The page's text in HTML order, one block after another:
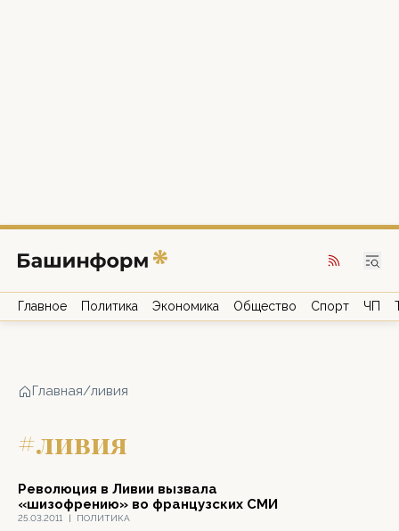
Главное Политика Экономика Общество Спорт ЧП
Главная/ливия
#ливия
25.03.2011 | ПОЛИТИКА
Революция в Ливии вызвала
«шизофрению» во французских СМИ